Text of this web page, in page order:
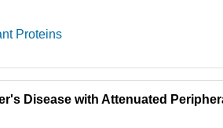
Proteins
Disease with Attenuated